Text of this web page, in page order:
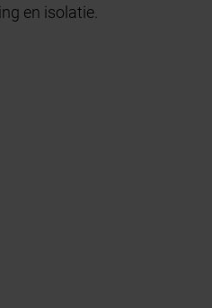
en isolatie.